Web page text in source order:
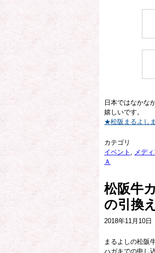
日本ではなかな
嬉しいです。
★松阪まるよし
カテゴリ
イベント , メデ
Ａ
松阪牛
の引換え
2018年11月10日
まるよしの松阪
ハガキでの申し